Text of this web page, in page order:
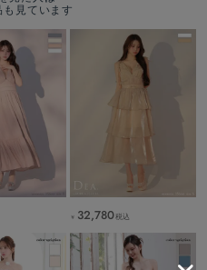
も見ています
￥ 32,780税込